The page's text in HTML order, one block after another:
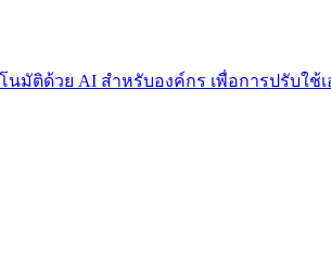
นมัติด้วย AI สำหรับองค์กร เพื่อการปรับใ